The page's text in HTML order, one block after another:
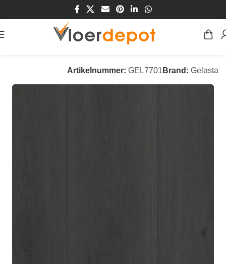
/Vloeren/PVC Vloeren
Artikelnummer: GEL7701 Brand: Gelasta